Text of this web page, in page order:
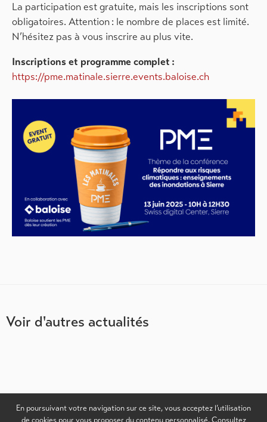
La participation est gratuite, mais les inscriptions sont
obligatoires. Attention : le nombre de places est limité.
N’hésitez pas à vous inscrire au plus vite.
Inscriptions et programme complet :
https://pme.matinale.sierre.events.baloise.ch
Voir d'autres actualités
En poursuivant votre navigation sur ce site, vous acceptez l’utilisation
de cookies pour vous proposer du contenu personnalisé. Consultez